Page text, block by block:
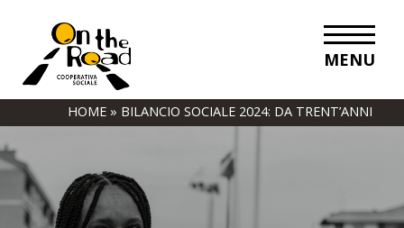
MENU
HOME » BILANCIO SOCIALE 2024: DA TRENT’ANNI